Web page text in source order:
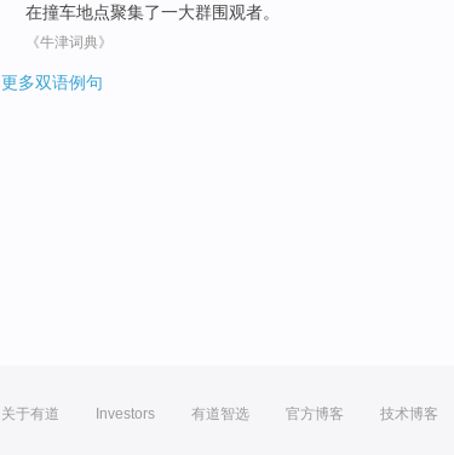
在撞车地点聚集了一大群围观者。
《牛津词典》
更多双语例句
关于有道 Investors 有道智选 官方博客 技术博客